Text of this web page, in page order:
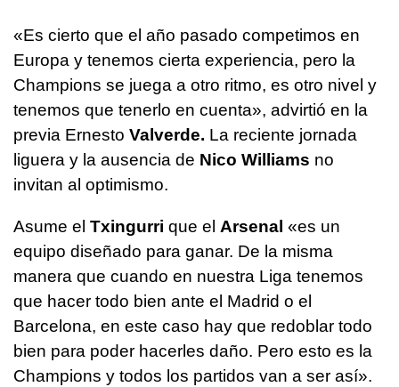
«Es cierto que el año pasado competimos en
Europa y tenemos cierta experiencia, pero la
Champions se juega a otro ritmo, es otro nivel y
tenemos que tenerlo en cuenta», advirtió en la
previa Ernesto Valverde. La reciente jornada
liguera y la ausencia de Nico Williams no
invitan al optimismo.
Asume el Txingurri que el Arsenal «es un
equipo diseñado para ganar. De la misma
manera que cuando en nuestra Liga tenemos
que hacer todo bien ante el Madrid o el
Barcelona, en este caso hay que redoblar todo
bien para poder hacerles daño. Pero esto es la
Champions y todos los partidos van a ser así».